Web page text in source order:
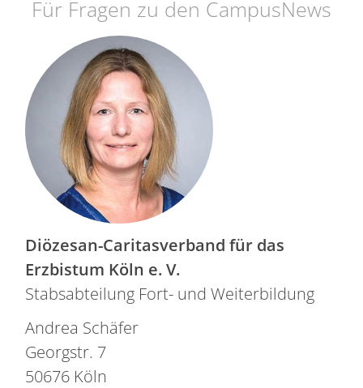
Für Fragen zu den CampusNews
Diözesan-Caritasverband für das
Erzbistum Köln e. V.
Stabsabteilung Fort- und Weiterbildung
Andrea Schäfer
Georgstr. 7
50676 Köln